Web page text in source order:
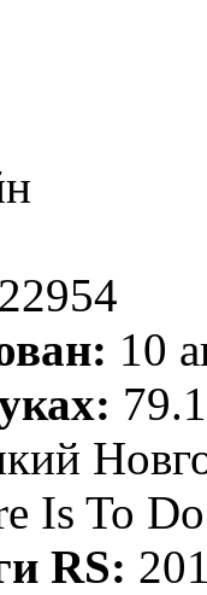
22954
10
Is To Do
RS: